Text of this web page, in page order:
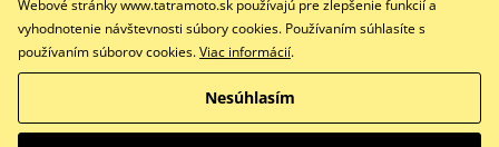
Facebook
Copyright © 2026 www.tatramoto.sk
Všetky práva vyhradené
Webové stránky www.tatramoto.sk používajú pre zlepšenie funkcií a
vyhodnotenie návštevnosti súbory cookies. Používaním súhlasíte s
používaním súborov cookies.Viac informácií.
Nesúhlasím